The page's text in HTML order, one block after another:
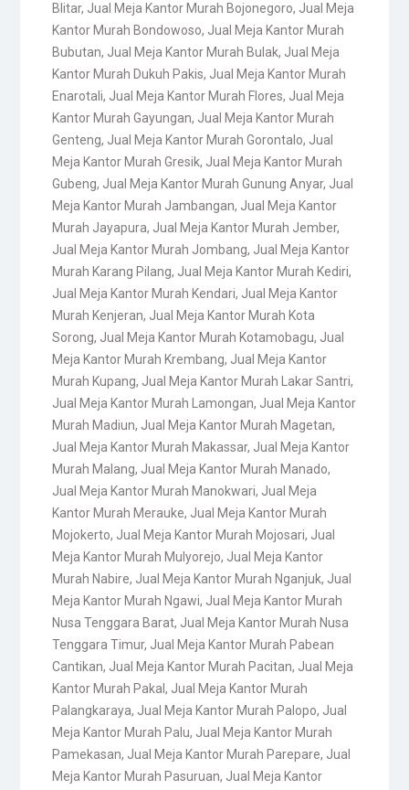
Blitar, Jual Meja Kantor Murah Bojonegoro, Jual Meja
Kantor Murah Bondowoso, Jual Meja Kantor Murah
Bubutan, Jual Meja Kantor Murah Bulak, Jual Meja
Kantor Murah Dukuh Pakis, Jual Meja Kantor Murah
Enarotali, Jual Meja Kantor Murah Flores, Jual Meja
Kantor Murah Gayungan, Jual Meja Kantor Murah
Genteng, Jual Meja Kantor Murah Gorontalo, Jual
Meja Kantor Murah Gresik, Jual Meja Kantor Murah
Gubeng, Jual Meja Kantor Murah Gunung Anyar, Jual
Meja Kantor Murah Jambangan, Jual Meja Kantor
Murah Jayapura, Jual Meja Kantor Murah Jember,
Jual Meja Kantor Murah Jombang, Jual Meja Kantor
Murah Karang Pilang, Jual Meja Kantor Murah Kediri,
Jual Meja Kantor Murah Kendari, Jual Meja Kantor
Murah Kenjeran, Jual Meja Kantor Murah Kota
Sorong, Jual Meja Kantor Murah Kotamobagu, Jual
Meja Kantor Murah Krembang, Jual Meja Kantor
Murah Kupang, Jual Meja Kantor Murah Lakar Santri,
Jual Meja Kantor Murah Lamongan, Jual Meja Kantor
Murah Madiun, Jual Meja Kantor Murah Magetan,
Jual Meja Kantor Murah Makassar, Jual Meja Kantor
Murah Malang, Jual Meja Kantor Murah Manado,
Jual Meja Kantor Murah Manokwari, Jual Meja
Kantor Murah Merauke, Jual Meja Kantor Murah
Mojokerto, Jual Meja Kantor Murah Mojosari, Jual
Meja Kantor Murah Mulyorejo, Jual Meja Kantor
Murah Nabire, Jual Meja Kantor Murah Nganjuk, Jual
Meja Kantor Murah Ngawi, Jual Meja Kantor Murah
Nusa Tenggara Barat, Jual Meja Kantor Murah Nusa
Tenggara Timur, Jual Meja Kantor Murah Pabean
Cantikan, Jual Meja Kantor Murah Pacitan, Jual Meja
Kantor Murah Pakal , Jual Meja Kantor Murah
Palangkaraya, Jual Meja Kantor Murah Palopo, Jual
Meja Kantor Murah Palu, Jual Meja Kantor Murah
Pamekasan, Jual Meja Kantor Murah Parepare, Jual
Meja Kantor Murah Pasuruan, Jual Meja Kantor